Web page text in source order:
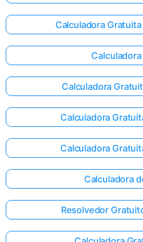
Calculadora
Calculadora
Calculadora
Calculadora
Calculadora
Resolvedor